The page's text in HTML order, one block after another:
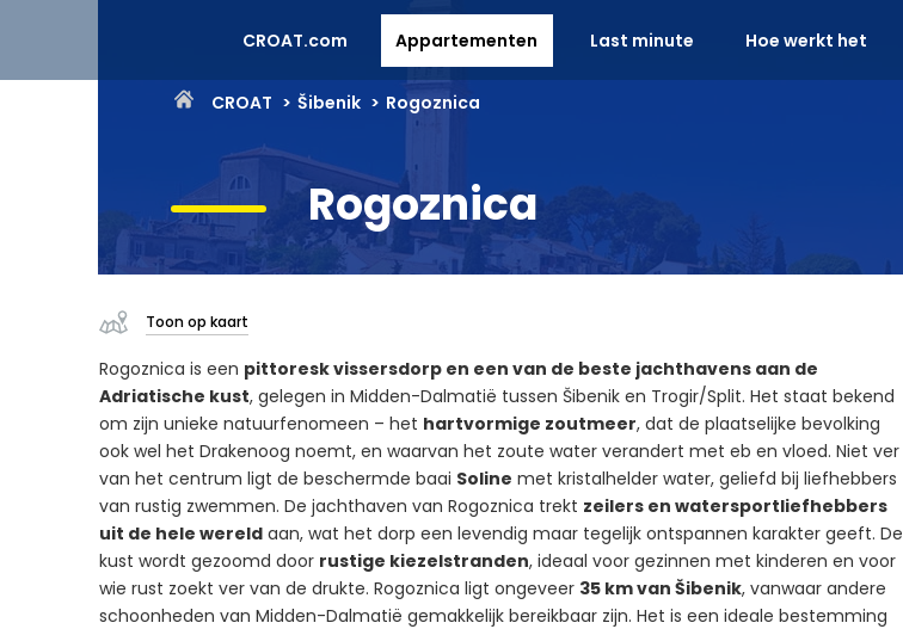
CROAT.com Appartementen Last minute Hoe werkt het
CROAT Šibenik Rogoznica
Rogoznica
Toon op kaart
Rogoznica is een pittoresk vissersdorp en een van de beste jachthavens aan de
Adriatische kust, gelegen in Midden-Dalmatië tussen Šibenik en Trogir/Split. Het staat bekend
om zijn unieke natuurfenomeen – het hartvormige zoutmeer, dat de plaatselijke bevolking
ook wel het Drakenoog noemt, en waarvan het zoute water verandert met eb en vloed. Niet ver
van het centrum ligt de beschermde baai Soline met kristalhelder water, geliefd bij liefhebbers
van rustig zwemmen. De jachthaven van Rogoznica trekt zeilers en watersportliefhebbers
uit de hele wereldaan, wat het dorp een levendig maar tegelijk ontspannen karakter geeft. De
kust wordt gezoomd door rustige kiezelstranden, ideaal voor gezinnen met kinderen en voor
wie rust zoekt ver van de drukte. Rogoznica ligt ongeveer 35 km van Šibenik, vanwaar andere
schoonheden van Midden-Dalmatië gemakkelijk bereikbaar zijn. Het is een ideale bestemming